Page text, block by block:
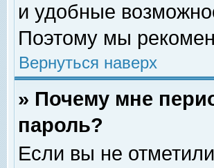
и удобные
Поэтому мы
Вернуться наверх
» Почему мне
пароль?
Если вы не